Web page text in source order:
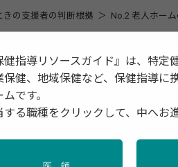
の支援者の判断根拠 No.2 老人ホー
「終の棲家」の探し
一般社団法人 有料老人ホー
健指導リソースガイド』は、特定
保健、地域保健など、保健指導に
ムです。
する職種をクリックして、中へお